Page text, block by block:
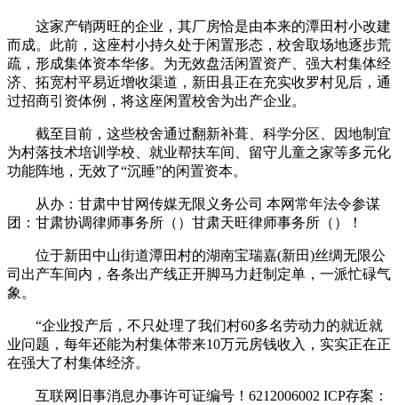
这家产销两旺的企业，其厂房恰是由本来的潭田村小改建
而成。此前，这座村小持久处于闲置形态，校舍取场地逐步荒
疏，形成集体资本华侈。为无效盘活闲置资产、强大村集体经
济、拓宽村平易近增收渠道，新田县正在充实收罗村见后，通
过招商引资体例，将这座闲置校舍为出产企业。
截至目前，这些校舍通过翻新补葺、科学分区、因地制宜
为村落技术培训学校、就业帮扶车间、留守儿童之家等多元化
功能阵地，无效了“沉睡”的闲置资本。
从办：甘肃中甘网传媒无限义务公司 本网常年法令参谋
团：甘肃协调律师事务所（）甘肃天旺律师事务所（）！
位于新田中山街道潭田村的湖南宝瑞嘉(新田)丝绸无限公
司出产车间内，各条出产线正开脚马力赶制定单，一派忙碌气
象。
“企业投产后，不只处理了我们村60多名劳动力的就近就
业问题，每年还能为村集体带来10万元房钱收入，实实正在正
在强大了村集体经济。
互联网旧事消息办事许可证编号！6212006002 ICP存案：